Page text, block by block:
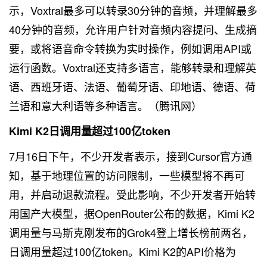
示，Voxtral最多可以转录30分钟的音频，并理解最多
40分钟的音频，允许用户针对音频内容提问、生成摘
要，或将语音命令转换为实时操作，例如调用API或
运行函数。Voxtral还支持多语言，能够转录和理解英
语、西班牙语、法语、葡萄牙语、印地语、德语、荷
兰语和意大利语等多种语言。（腾讯网）
Kimi K2日调用量超过100亿token
7月16日下午，不少开发者表示，接到Cursor官方通
知，基于地理位置的访问限制，一些模型将不再可
用，并启动退款流程。受此影响，不少开发者开始转
用国产大模型，据OpenRouter公布的数据，Kimi K2
调用量与马斯克刚发布的Grok4登上增长榜前两名，
日调用量超过100亿token。Kimi K2的API价格为